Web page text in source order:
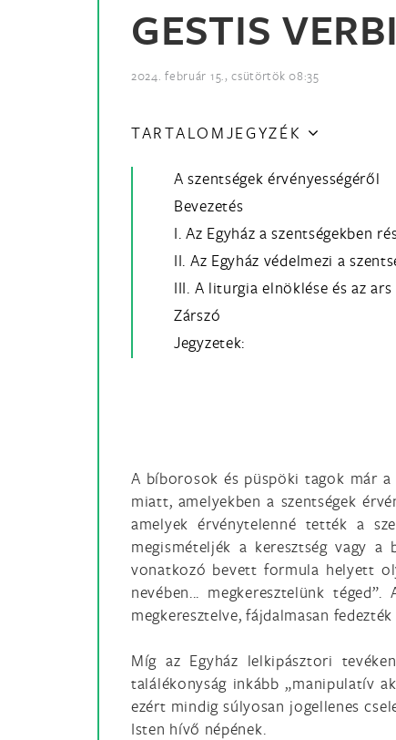
GESTIS
2024. február 15., csütörtök 08:35
TARTALOMJEGYZÉK
A szentségek érvényességéről
Bevezetés
I. Az Egyház a szentségekben
II. Az Egyház védelmezi a
III. A liturgia elnöklése és az
Zárszó
Jegyzetek:
A bíborosok és püspöki tagok már a
miatt, amelyekben a szentségek
amelyek érvénytelenné tették a
megismételjék a keresztség vagy
vonatkozó bevett formula helyett
nevében... megkeresztelünk
megkeresztelve, fájdalmasan
Míg az Egyház lelkipásztori
találékonyság inkább „manipulatív
ezért mindig súlyosan jogellenes
Isten hívő népének.